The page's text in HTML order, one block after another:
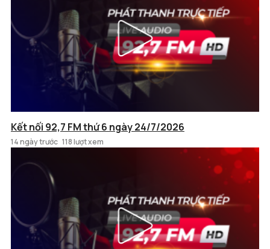
Kết nối 92,7 FM thứ 6 ngày 24/7/2026
14 ngày trước 118 lượt xem